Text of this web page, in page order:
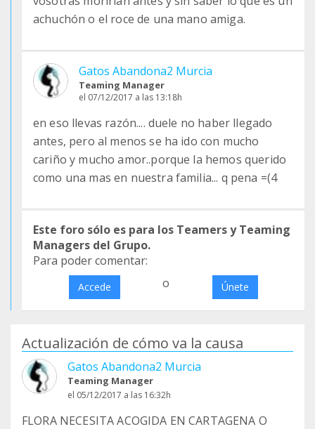
achuchón o el roce de una mano amiga.
Gatos Abandona2 Murcia
Teaming Manager
el 07/12/2017 a las 13:18h
en eso llevas razón.... duele no haber llegado
antes, pero al menos se ha ido con mucho
cariño y mucho amor..porque la hemos querido
como una mas en nuestra familia... q pena =(4
Este foro sólo es para los Teamers y Teaming
Managers del Grupo.
Para poder comentar:
Accede o Únete
Actualización de cómo va la causa
Gatos Abandona2 Murcia
Teaming Manager
el 05/12/2017 a las 16:32h
FLORA NECESITA ACOGIDA EN CARTAGENA O